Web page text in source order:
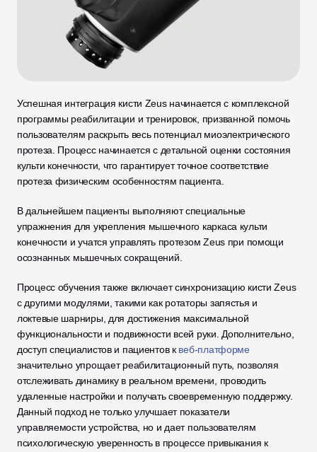
Успешная интеграция кисти Zeus начинается с комплексной
программы реабилитации и тренировок, призванной помочь
пользователям раскрыть весь потенциал миоэлектрического
протеза. Процесс начинается с детальной оценки состояния
культи конечности, что гарантирует точное соответствие
протеза физическим особенностям пациента.
В дальнейшем пациенты выполняют специальные
упражнения для укрепления мышечного каркаса культи
конечности и учатся управлять протезом Zeus при помощи
осознанных мышечных сокращений.
Процесс обучения также включает синхронизацию кисти Zeus
с другими модулями, такими как ротаторы запястья и
локтевые шарниры, для достижения максимальной
функциональности и подвижности всей руки. Дополнительно,
доступ специалистов и пациентов к веб-платформе
значительно упрощает реабилитационный путь, позволяя
отслеживать динамику в реальном времени, проводить
удаленные настройки и получать своевременную поддержку.
Данный подход не только улучшает показатели
управляемости устройства, но и дает пользователям
психологическую уверенность в процессе привыкания к